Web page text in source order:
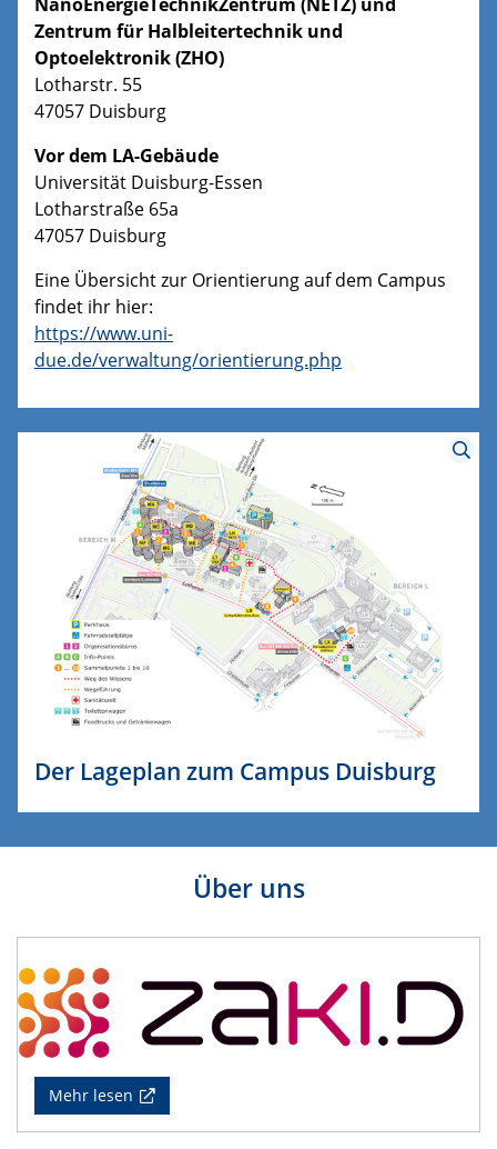
Zentrum für Halbleitertechnik und
Optoelektronik (ZHO)
Lotharstr. 55
47057 Duisburg
Vor dem LA-Gebäude
Universität Duisburg-Essen
Lotharstraße 65a
47057 Duisburg
Eine Übersicht zur Orientierung auf dem Campus
findet ihr hier:
https://www.uni-
due.de/verwaltung/orientierung.php
Der Lageplan zum Campus Duisburg
Über uns
Mehr lesen